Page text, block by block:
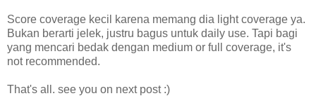
Score coverage kecil karena memang dia light coverage ya.
Bukan berarti jelek, justru bagus untuk daily use. Tapi bagi
yang mencari bedak dengan medium or full coverage, it's
not recommended.
That's all. see you on next post :)